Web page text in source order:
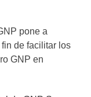
pone a
de facilitar los
GNP en